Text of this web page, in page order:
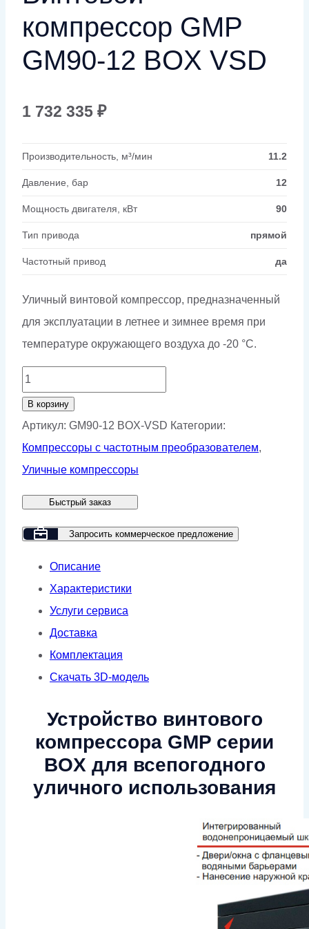
компрессор GMP
GM90-12 BOX VSD
1 732 335 ₽
Производительность, м³/мин 11.2
Давление, бар 12
Мощность двигателя, кВт 90
Тип привода прямой
Частотный привод да
Уличный винтовой компрессор, предназначенный
для эксплуатации в летнее и зимнее время при
температуре окружающего воздуха до -20 °С.
Количество
товара
Винтовой
компрессор
GMP
12
BOX
В корзину
Артикул: GM90-12 BOX-VSD Категории:
Компрессоры с частотным преобразователем,
Уличные компрессоры
Быстрый заказ
Запросить коммерческое предложение
Описание
Характеристики
Услуги сервиса
Доставка
Комплектация
Скачать 3D-модель
Устройство винтового
компрессора GMP серии
BOX для всепогодного
уличного использования